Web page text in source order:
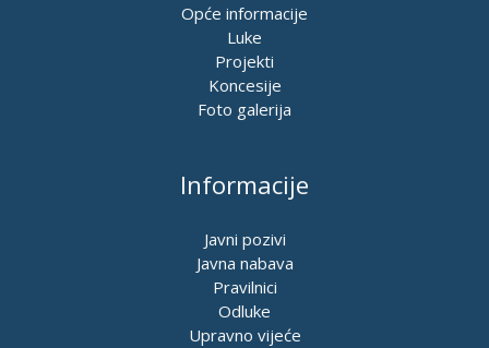
Opće informacije
Luke
Projekti
Koncesije
Foto galerija
Informacije
Javni pozivi
Javna nabava
Pravilnici
Odluke
Upravno vijeće